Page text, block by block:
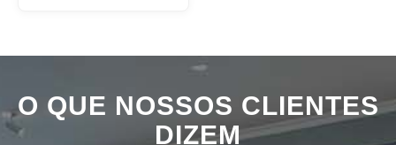
O QUE NOSSOS CLIENTES
DIZEM